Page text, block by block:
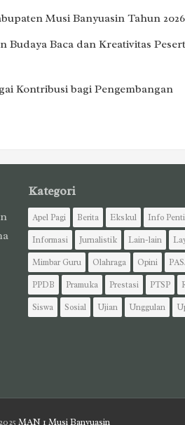
Musi Banyuasin Tahun 2026
Baca dan Kreativitas
Kontribusi bagi Pengembangan
Kategori
Apel Pagi Berita Ekskul
Info
Informasi
Jurnalistik Lain-lain
Mimbar Guru
Olahraga Opini
PPDB
Pramuka Prestasi PTSP
Siswa
Sosial Ujian Unggulan
MAN 1 Musi Banyuasin